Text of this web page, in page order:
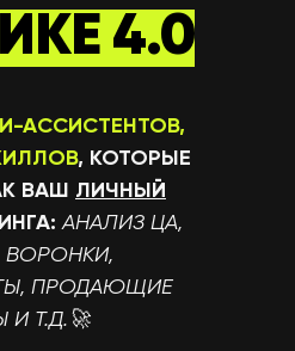
АССИСТЕНТОВ,
, КОТОРЫЕ
ВАШ ЛИЧНЫЙ
АНАЛИЗ ЦА,
ВОРОНКИ,
ПРОДАЮЩИЕ
И Т.Д. 🚀
4.0